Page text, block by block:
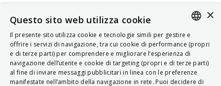
ITALIAN
ENGLISH
FRENCH
×
Questo sito web utilizza cookie
Il presente sito utilizza cookie e tecnologie simili per gestire e
offrire i servizi di navigazione, tra cui cookie di performance (propri
e di terze parti) per comprendere e migliorare l’esperienza di
navigazione dell’utente e cookie di targeting (propri e di terze parti)
al fine di inviare messaggi pubblicitari in linea con le preferenze
manifestate nell’ambito della navigazione in rete. Puoi decidere di